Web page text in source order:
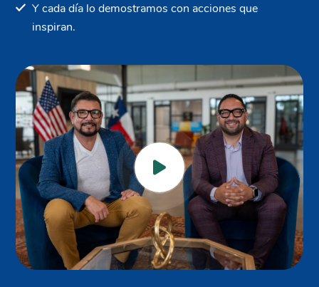
Y cada día lo demostramos con acciones que
inspiran.